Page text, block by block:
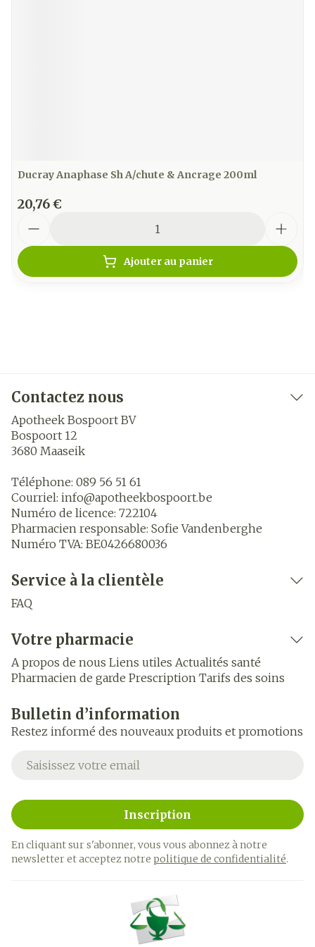
Ducray Anaphase Sh A/chute & Ancrage 200ml
20,76 €
Ajouter au panier
Contactez nous
Apotheek Bospoort BV
Bospoort 12
3680 Maaseik
Téléphone: 089 56 51 61
Courriel: info@apotheekbospoort.be
Numéro de licence: 722104
Pharmacien responsable: Sofie Vandenberghe
Numéro TVA: BE0426680036
Service à la clientèle
FAQ
Votre pharmacie
A propos de nous Liens utiles Actualités santé
Pharmacien de garde Prescription Tarifs des soins
Bulletin d’information
Restez informé des nouveaux produits et promotions
Adresse mail
Inscription
En cliquant sur s'abonner, vous vous abonnez à notre
newsletter et acceptez notre politique de confidentialité.